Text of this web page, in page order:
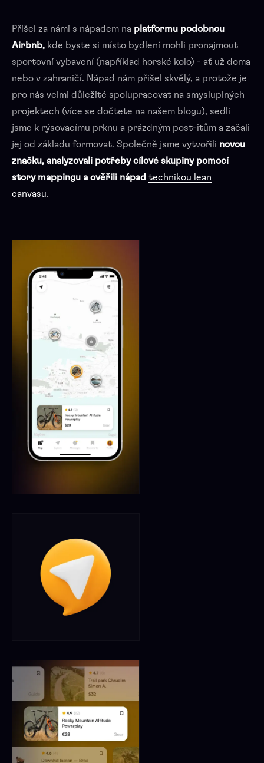
Přišel za námi s nápadem na platformu podobnou
Airbnb, kde byste si místo bydlení mohli pronajmout
sportovní vybavení (například horské kolo) - ať už doma
nebo v zahraničí. Nápad nám přišel skvělý, a protože je
pro nás velmi důležité spolupracovat na smysluplných
projektech (více se dočtete na našem blogu), sedli
jsme k rýsovacímu prknu a prázdným post-itům a začali
jej od základu formovat. Společně jsme vytvořili novou
značku, analyzovali potřeby cílové skupiny pomocí
story mappingu a ověřili nápad technikou lean
canvasu.